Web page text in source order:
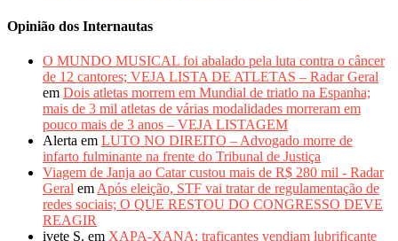
Opinião dos Internautas
O MUNDO MUSICAL foi abalado pela luta contra o câncer
de 12 cantores; VEJA LISTA DE ATLETAS – Radar Geral
em Dois atletas morrem em Mundial de triatlo na Espanha;
mais de 3 mil atletas de várias modalidades morreram em
pouco mais de 3 anos – VEJA LISTAGEM
Alerta em LUTO NO DIREITO – Advogado morre de
infarto fulminante na frente do Tribunal de Justiça
Viagem de Janja ao Catar custou mais de R$ 280 mil - Radar
Geral em Após eleição, STF vai tratar de regulamentação de
redes sociais; O QUE RESTOU DO CONGRESSO DEVE
REAGIR
ivete S. em XAPA-XANA: traficantes vendiam lubrificante